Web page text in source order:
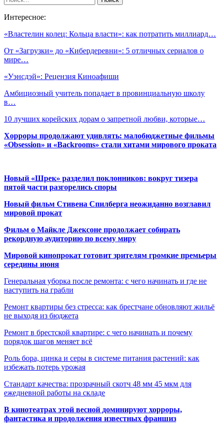
Интересное:
«Властелин колец: Кольца власти»: как потратить миллиард…
От «Загрузки» до «Кибердеревни»: 5 отличных сериалов о
мире…
«Уэнсдэй»: Рецензия Киноафиши
Амбициозный учитель попадает в провинциальную школу
в…
10 лучших корейских дорам о запретной любви, которые…
Хорроры продолжают удивлять: малобюджетные фильмы
«Obsession» и «Backrooms» стали хитами мирового проката
Новый «Шрек» разделил поклонников: вокруг тизера
пятой части разгорелись споры
Новый фильм Стивена Спилберга неожиданно возглавил
мировой прокат
Фильм о Майкле Джексоне продолжает собирать
рекордную аудиторию по всему миру
Мировой кинопрокат готовит зрителям громкие премьеры
середины июня
Генеральная уборка после ремонта: с чего начинать и где не
наступить на грабли
Ремонт квартиры без стресса: как брестчане обновляют жильё
не выходя из бюджета
Ремонт в брестской квартире: с чего начинать и почему
порядок шагов меняет всё
Роль бора, цинка и серы в системе питания растений: как
избежать потерь урожая
Стандарт качества: прозрачный скотч 48 мм 45 мкм для
ежедневной работы на складе
В кинотеатрах этой весной доминируют хорроры,
фантастика и продолжения известных франшиз